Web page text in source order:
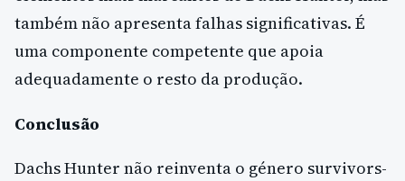
também não apresenta falhas significativas. É
uma componente competente que apoia
adequadamente o resto da produção.
Conclusão
Dachs Hunter não reinventa o género survivors-